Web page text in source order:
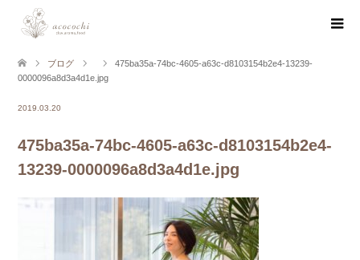
ブログ
475ba35a-74bc-4605-a63c-d8103154b2e4-13239-
0000096a8d3a4d1e.jpg
2019.03.20
475ba35a-74bc-4605-a63c-d8103154b2e4-
13239-0000096a8d3a4d1e.jpg